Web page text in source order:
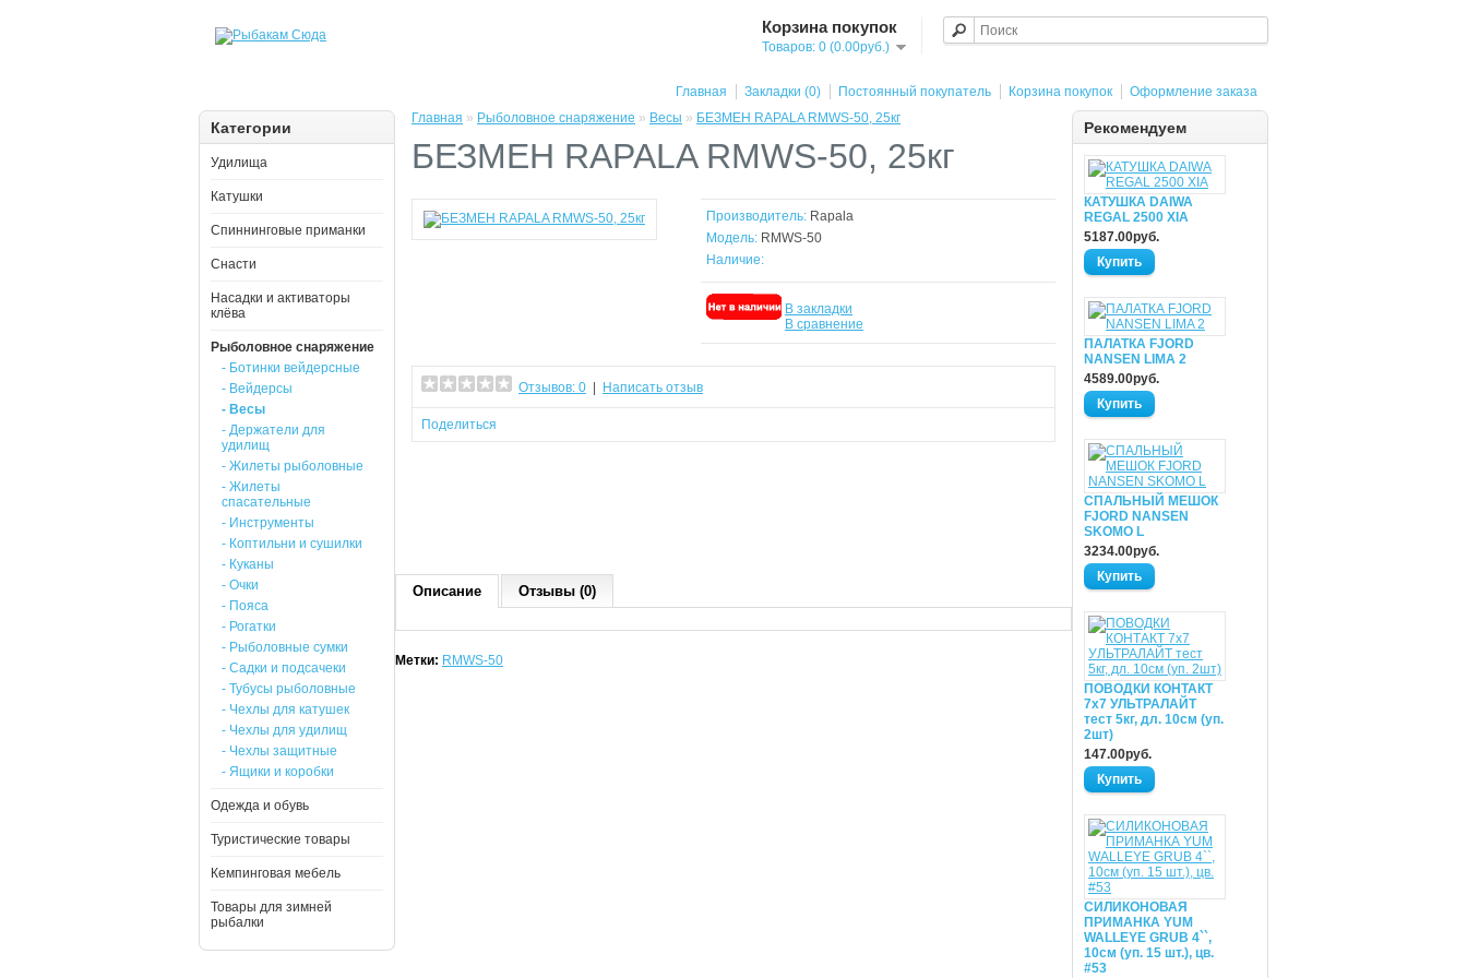
Корзина покупок
Товаров: 0 (0.00руб.)
Главная Закладки (0) Постоянный покупатель Корзина покупок Оформление заказа
Категории
Удилища
Катушки
Спиннинговые приманки
Снасти
Насадки и активаторы
клёва
Рыболовное снаряжение
- Ботинки вейдерсные
- Вейдерсы
- Весы
- Держатели для
удилищ
- Жилеты рыболовные
- Жилеты
спасательные
- Инструменты
- Коптильни и сушилки
- Куканы
- Очки
- Пояса
- Рогатки
- Рыболовные сумки
- Садки и подсачеки
- Тубусы рыболовные
- Чехлы для катушек
- Чехлы для удилищ
- Чехлы защитные
- Ящики и коробки
Одежда и обувь
Туристические товары
Кемпинговая мебель
Товары для зимней
рыбалки
Рекомендуем
КАТУШКА DAIWA
REGAL 2500 XIA
5187.00руб.
ПАЛАТКА FJORD
NANSEN LIMA 2
4589.00руб.
СПАЛЬНЫЙ МЕШОК
FJORD NANSEN
SKOMO L
3234.00руб.
ПОВОДКИ КОНТАКТ
7х7 УЛЬТРАЛАЙТ
тест 5кг, дл. 10см (уп.
2шт)
147.00руб.
СИЛИКОНОВАЯ
ПРИМАНКА YUM
WALLEYE GRUB 4``,
10см (уп. 15 шт.), цв.
#53
Главная » Рыболовное снаряжение » Весы » БЕЗМЕН RAPALA RMWS-50, 25кг
БЕЗМЕН RAPALA RMWS-50, 25кг
Производитель: Rapala
Модель: RMWS-50
Наличие:
В закладки
В сравнение
Отзывов: 0 | Написать отзыв
Поделиться
Описание Отзывы (0)
Метки: RMWS-50